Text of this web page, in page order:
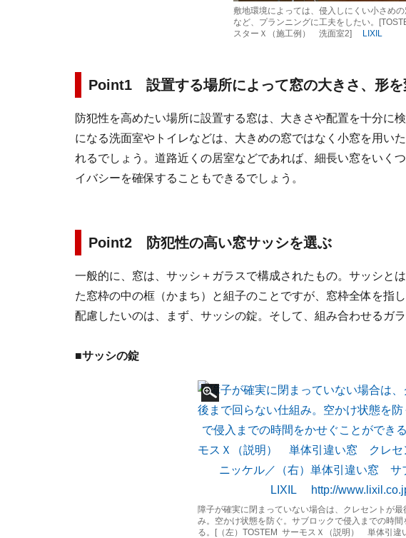
敷地環境によっては、侵入しにくい小さめ
など、プランニングに工夫をしたい。
スターＸ（施工例） 洗面室2]
LIXIL
Point1 設置する場所によって窓の大きさ、形を
防犯性を高めたい場所に設置する窓は、大きさや配置を十分に
になる洗面室やトイレなどは、大きめの窓ではなく小窓を用い
れるでしょう。道路近くの居室などであれば、細長い窓をいく
イバシーを確保することもできるでしょう。
Point2 防犯性の高い窓サッシを選ぶ
一般的に、窓は、サッシ＋ガラスで構成されたもの。サッシと
た窓枠の中の框（かまち）と組子のことですが、窓枠全体を指
配慮したいのは、まず、サッシの錠。そして、組み合わせるガ
■サッシの錠
障子が確実に閉まっていない場合は、クレセントが最
み。空かけ状態を防ぐ。サブロックで侵入までの時間
る。[（左）TOSTEM サーモスＸ（説明） 単体引